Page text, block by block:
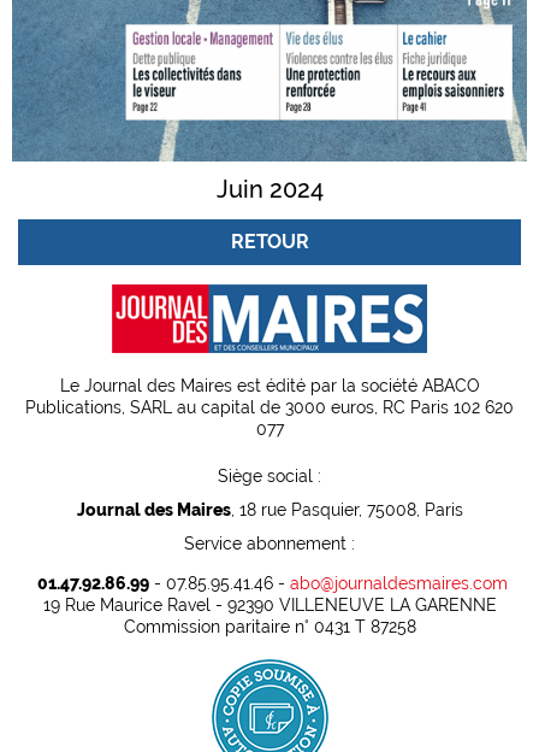
Juin 2024
RETOUR
Le Journal des Maires est édité par la société ABACO
Publications, SARL au capital de 3000 euros, RC Paris 102 620
077
Siège social :
Journal des Maires, 18 rue Pasquier, 75008, Paris
Service abonnement :
01.47.92.86.99- 07.85.95.41.46 - abo@journaldesmaires.com
19 Rue Maurice Ravel - 92390 VILLENEUVE LA GARENNE
Commission paritaire n° 0431 T 87258